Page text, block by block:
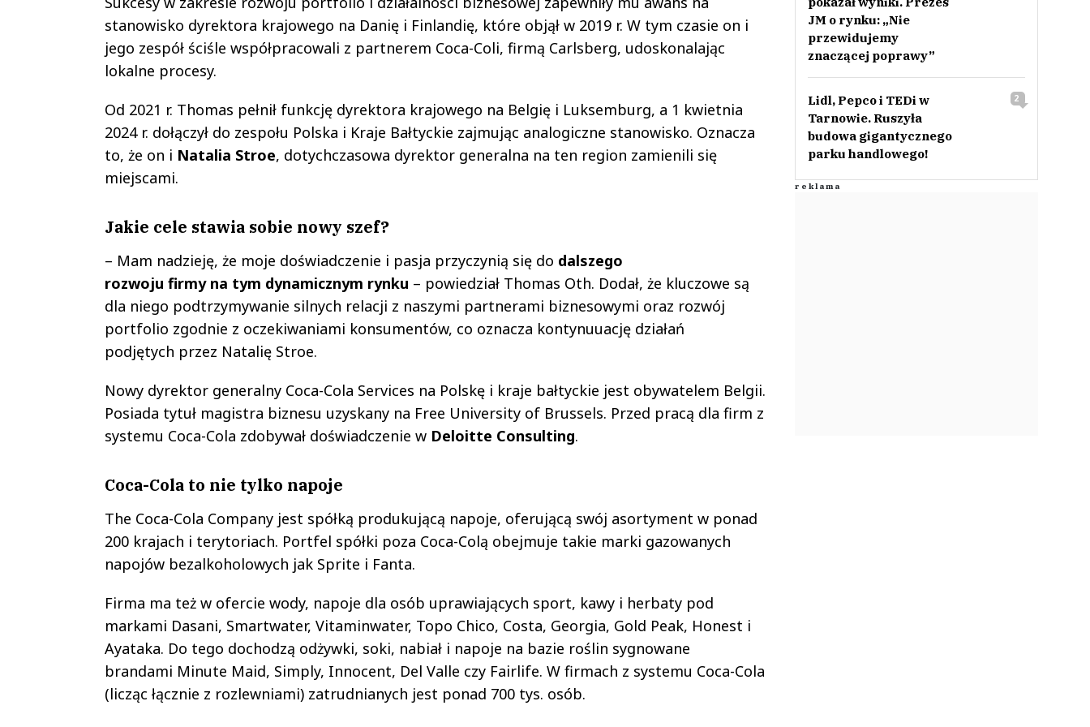
stanowisko dyrektora krajowego na Danię i Finlandię, które objął w 2019 r. W tym czasie on i
jego zespół ściśle współpracowali z partnerem Coca-Coli, firmą Carlsberg, udoskonalając
lokalne procesy.
Od 2021 r. Thomas pełnił funkcję dyrektora krajowego na Belgię i Luksemburg, a 1 kwietnia
2024 r. dołączył do zespołu Polska i Kraje Bałtyckie zajmując analogiczne stanowisko. Oznacza
to, że on i Natalia Stroe, dotychczasowa dyrektor generalna na ten region zamienili się
miejscami.
Jakie cele stawia sobie nowy szef?
– Mam nadzieję, że moje doświadczenie i pasja przyczynią się do dalszego
rozwoju firmy na tym dynamicznym rynku – powiedział Thomas Oth. Dodał, że kluczowe są
dla niego podtrzymywanie silnych relacji z naszymi partnerami biznesowymi oraz rozwój
portfolio zgodnie z oczekiwaniami konsumentów, co oznacza kontynuuację działań
podjętych przez Natalię Stroe.
Nowy dyrektor generalny Coca-Cola Services na Polskę i kraje bałtyckie jest obywatelem Belgii.
Posiada tytuł magistra biznesu uzyskany na Free University of Brussels. Przed pracą dla firm z
systemu Coca-Cola zdobywał doświadczenie w Deloitte Consulting.
Coca-Cola to nie tylko napoje
The Coca-Cola Company jest spółką produkującą napoje, oferującą swój asortyment w ponad
200 krajach i terytoriach. Portfel spółki poza Coca-Colą obejmuje takie marki gazowanych
napojów bezalkoholowych jak Sprite i Fanta.
Firma ma też w ofercie wody, napoje dla osób uprawiających sport, kawy i herbaty pod
markami Dasani, Smartwater, Vitaminwater, Topo Chico, Costa, Georgia, Gold Peak, Honest i
Ayataka. Do tego dochodzą odżywki, soki, nabiał i napoje na bazie roślin sygnowane
brandami Minute Maid, Simply, Innocent, Del Valle czy Fairlife. W firmach z systemu Coca-Cola
(licząc łącznie z rozlewniami) zatrudnianych jest ponad 700 tys. osób.
JM o rynku: „Nie
przewidujemy
znaczącej poprawy”
Lidl, Pepco i TEDi w
Tarnowie. Ruszyła
budowa gigantycznego
parku handlowego!
2